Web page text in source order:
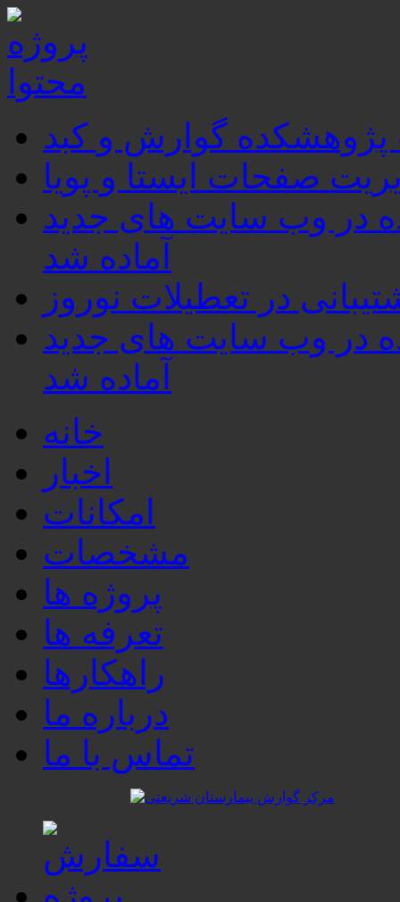
پژوهشکده گوارش و کبد
صفحات ایستا و پویا
استفاده در وب سایت های جدید
آماده شد
در تعطیلات نوروز
استفاده در وب سایت های جدید
آماده شد
خانه
اخبار
امکانات
مشخصات
پروژه ها
تعرفه ها
راهکارها
درباره ما
تماس با ما